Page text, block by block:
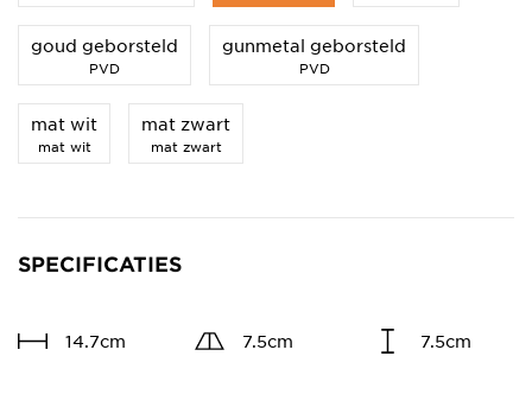
goud geborsteld
PVD
gunmetal geborsteld
PVD
mat wit
mat wit
mat zwart
mat zwart
SPECIFICATIES
14.7cm 7.5cm 7.5cm